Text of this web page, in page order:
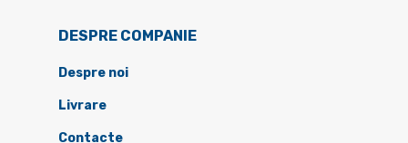
DESPRE COMPANIE
Despre noi
Livrare
Contacte